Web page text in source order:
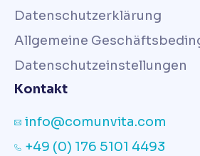
Datenschutzerklärung
Allgemeine
Datenschutzeinstellungen
Kontakt
info@comunvita.com
+49 (0) 176 5101 4493